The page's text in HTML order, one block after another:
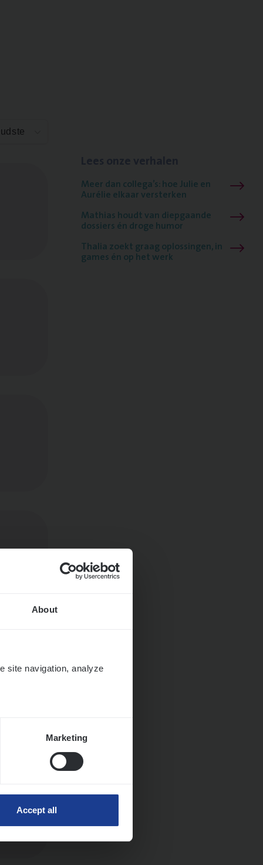
About
site navigation, analyze
Marketing
Accept all
Meer dan collega’s: hoe Julie en
Aurélie elkaar versterken
Mathias houdt van diepgaande
dossiers én droge humor
Thalia zoekt graag oplossingen, in
games én op het werk